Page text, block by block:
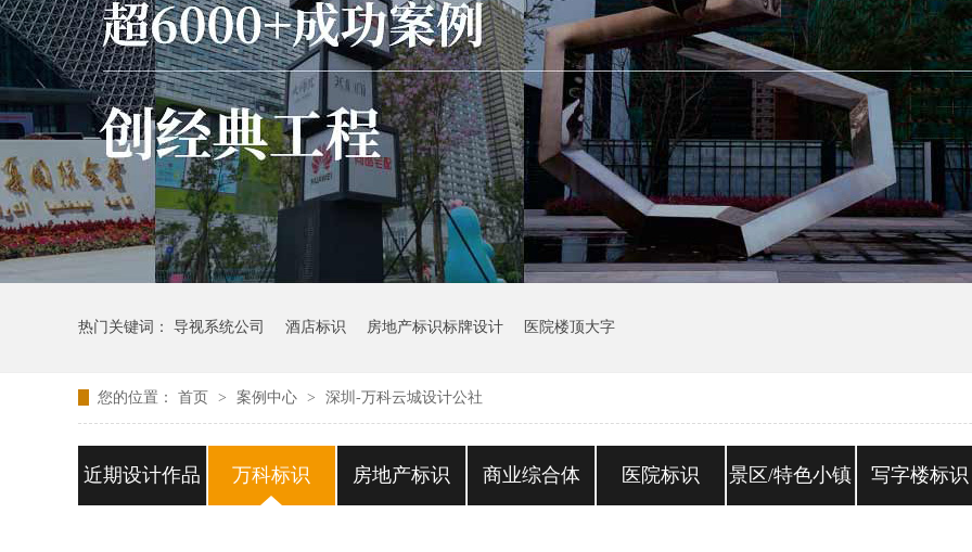
热门关键词： 导视系统公司 酒店标识 房地产标识标牌设计 医院楼顶大字
您的位置： 首页 > 案例中心 > 深圳-万科云城设计公社
近期设计作品 万科标识 房地产标识 商业综合体 医院标识 景区/特色小镇 写字楼标识